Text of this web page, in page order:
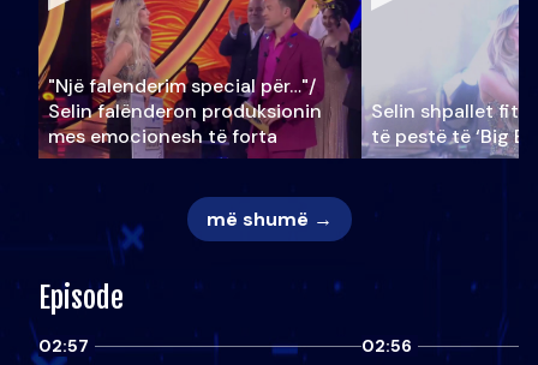
"Një falenderim special për…"/
Selin falënderon produksionin
mes emocionesh të forta
Selin shpallet
të pestë të ‘Big
më shumë →
Episode
02:57 02:56